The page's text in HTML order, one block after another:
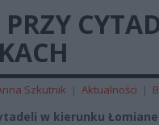
Szkutnik | Aktualności |
w kierunku